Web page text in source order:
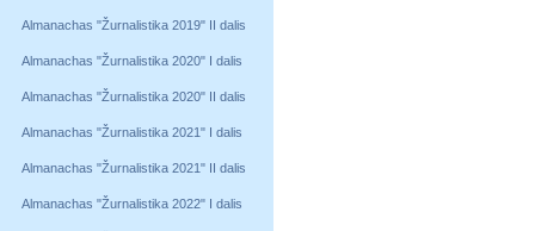
Almanachas "Žurnalistika 2019" II dalis
Almanachas "Žurnalistika 2020" I dalis
Almanachas "Žurnalistika 2020" II dalis
Almanachas "Žurnalistika 2021" I dalis
Almanachas "Žurnalistika 2021" II dalis
Almanachas "Žurnalistika 2022" I dalis